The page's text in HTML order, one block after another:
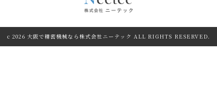
c 2026 大阪で精密機械なら株式会社ニーテック ALL RIGHTS RESERVED.